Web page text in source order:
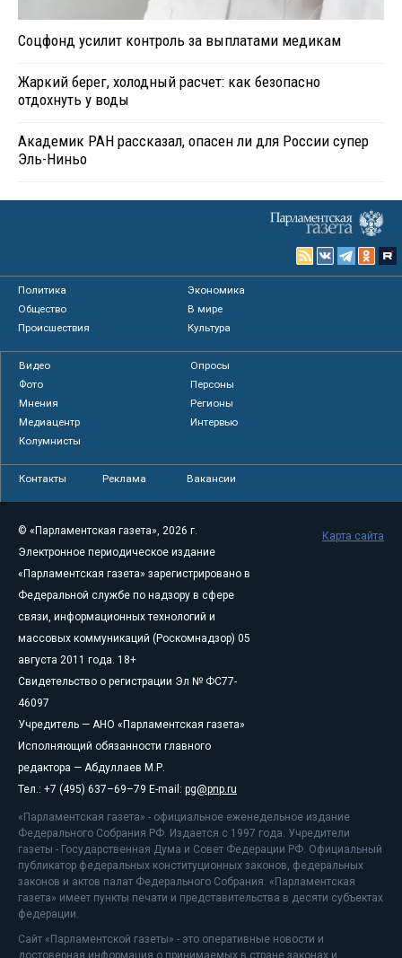
Соцфонд усилит контроль за выплатами медикам
Жаркий берег, холодный расчет: как безопасно
отдохнуть у воды
Академик РАН рассказал, опасен ли для России супер
Эль-Ниньо
Политика
Экономика
Общество
В мире
Происшествия
Культура
Видео
Опросы
Фото
Персоны
Мнения
Регионы
Медиацентр
Интервью
Колумнисты
Контакты Реклама Вакансии
© «Парламентская газета», 2026 г.
Электронное периодическое издание
«Парламентская газета» зарегистрировано в
Федеральной службе по надзору в сфере
связи, информационных технологий и
массовых коммуникаций (Роскомнадзор) 05
августа 2011 года. 18+
Свидетельство о регистрации Эл № ФС77-
46097
Учредитель — АНО «Парламентская газета»
Исполняющий обязанности главного
редактора — Абдуллаев М.Р.
Тел.: +7 (495) 637–69–79 E-mail: pg@pnp.ru
«Парламентская газета» - официальное еженедельное издание
Федерального Собрания РФ. Издается с 1997 года. Учредители
газеты - Государственная Дума и Совет Федерации РФ. Официальный
публикатор федеральных конституционных законов, федеральных
законов и актов палат Федерального Собрания. «Парламентская
газета» имеет пункты печати и представительства в десяти субъектах
федерации.
Сайт «Парламентской газеты» - это оперативные новости и
Карта сайта